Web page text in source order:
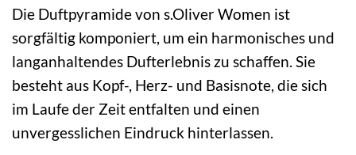
Die Duftpyramide von s.Oliver Women ist
sorgfältig komponiert, um ein harmonisches und
langanhaltendes Dufterlebnis zu schaffen. Sie
besteht aus Kopf-, Herz- und Basisnote, die sich
im Laufe der Zeit entfalten und einen
unvergesslichen Eindruck hinterlassen.